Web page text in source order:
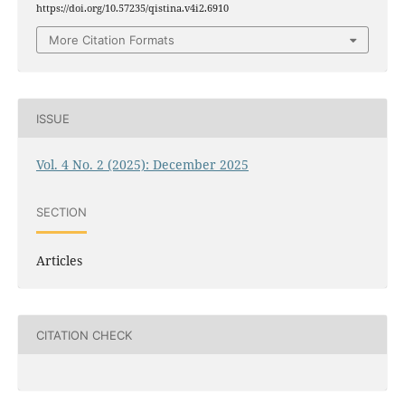
https://doi.org/10.57235/qistina.v4i2.6910
More Citation Formats
ISSUE
Vol. 4 No. 2 (2025): December 2025
SECTION
Articles
CITATION CHECK